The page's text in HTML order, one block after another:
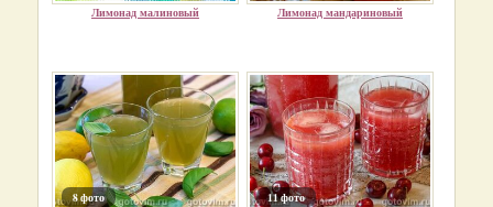
Лимонад малиновый
Лимонад мандариновый
8 фото
11 фото